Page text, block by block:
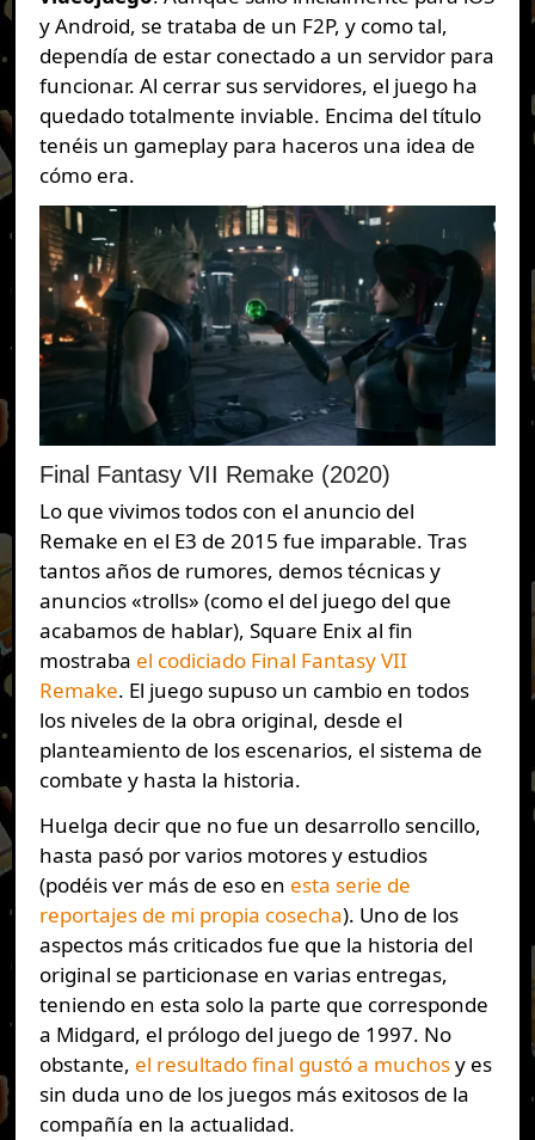
y Android, se trataba de un F2P, y como tal,
dependía de estar conectado a un servidor para
funcionar. Al cerrar sus servidores, el juego ha
quedado totalmente inviable. Encima del título
tenéis un gameplay para haceros una idea de
cómo era.
Final Fantasy VII Remake (2020)
Lo que vivimos todos con el anuncio del
Remake en el E3 de 2015 fue imparable. Tras
tantos años de rumores, demos técnicas y
anuncios «trolls» (como el del juego del que
acabamos de hablar), Square Enix al fin
mostraba el codiciado Final Fantasy VII
Remake. El juego supuso un cambio en todos
los niveles de la obra original, desde el
planteamiento de los escenarios, el sistema de
combate y hasta la historia.
Huelga decir que no fue un desarrollo sencillo,
hasta pasó por varios motores y estudios
(podéis ver más de eso en esta serie de
reportajes de mi propia cosecha). Uno de los
aspectos más criticados fue que la historia del
original se particionase en varias entregas,
teniendo en esta solo la parte que corresponde
a Midgard, el prólogo del juego de 1997. No
obstante, el resultado final gustó a muchosy es
sin duda uno de los juegos más exitosos de la
compañía en la actualidad.